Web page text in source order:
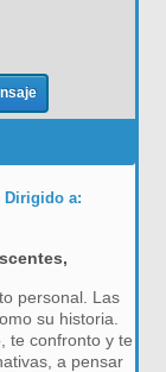
Dirigido a:
personal. Las
su historia.
te confronto y te
a pensar